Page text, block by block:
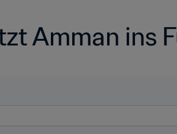
Amman ins